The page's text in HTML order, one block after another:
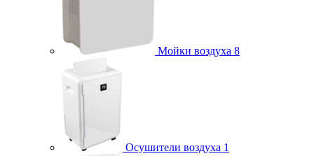
Мойки воздуха 8
Осушители воздуха 1